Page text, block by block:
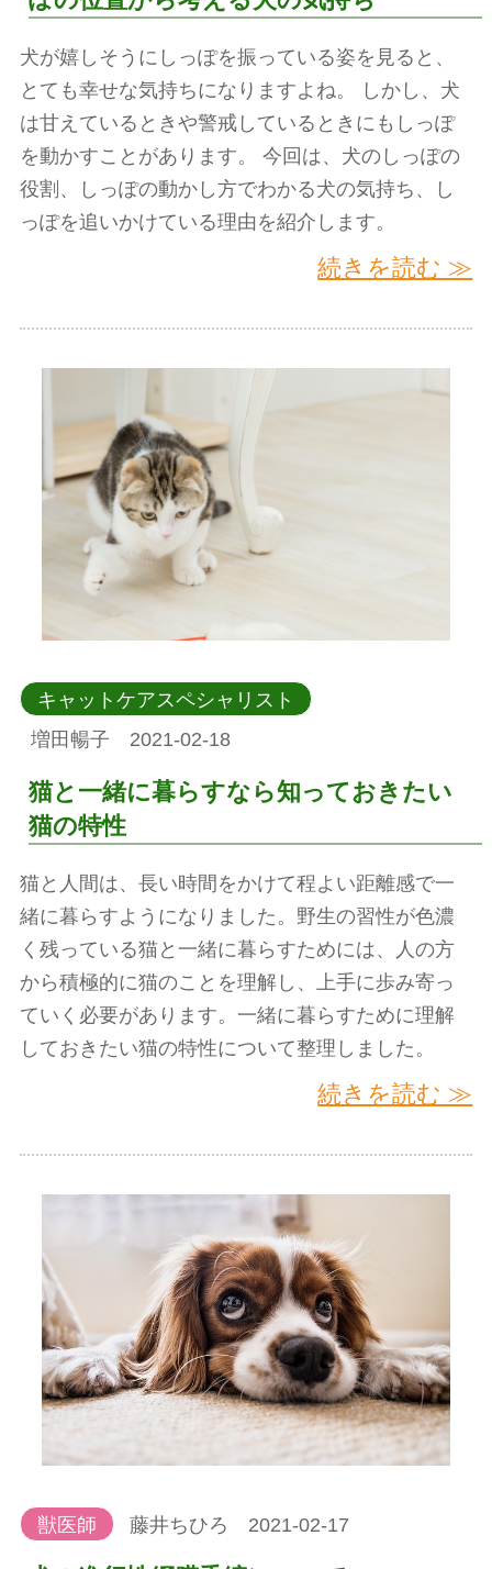
犬が嬉しそうにしっぽを振っている姿を見ると、
とても幸せな気持ちになりますよね。 しかし、犬
は甘えているときや警戒しているときにもしっぽ
を動かすことがあります。 今回は、犬のしっぽの
役割、しっぽの動かし方でわかる犬の気持ち、し
っぽを追いかけている理由を紹介します。
続きを読む ≫
キャットケアスペシャリスト
増田暢子 2021-02-18
猫と一緒に暮らすなら知っておきたい
猫の特性
猫と人間は、長い時間をかけて程よい距離感で一
緒に暮らすようになりました。野生の習性が色濃
く残っている猫と一緒に暮らすためには、人の方
から積極的に猫のことを理解し、上手に歩み寄っ
ていく必要があります。一緒に暮らすために理解
しておきたい猫の特性について整理しました。
続きを読む ≫
獣医師 藤井ちひろ 2021-02-17